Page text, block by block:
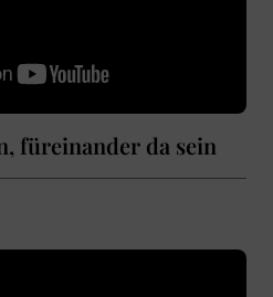
füreinander da sein